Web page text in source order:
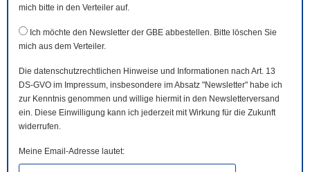
mich bitte in den Verteiler auf.
Ich möchte den Newsletter der GBE abbestellen. Bitte löschen Sie
mich aus dem Verteiler.
Die datenschutzrechtlichen Hinweise und Informationen nach Art. 13
DS-GVO im Impressum, insbesondere im Absatz "Newsletter" habe ich
zur Kenntnis genommen und willige hiermit in den Newsletterversand
ein. Diese Einwilligung kann ich jederzeit mit Wirkung für die Zukunft
widerrufen.
Meine Email-Adresse lautet: